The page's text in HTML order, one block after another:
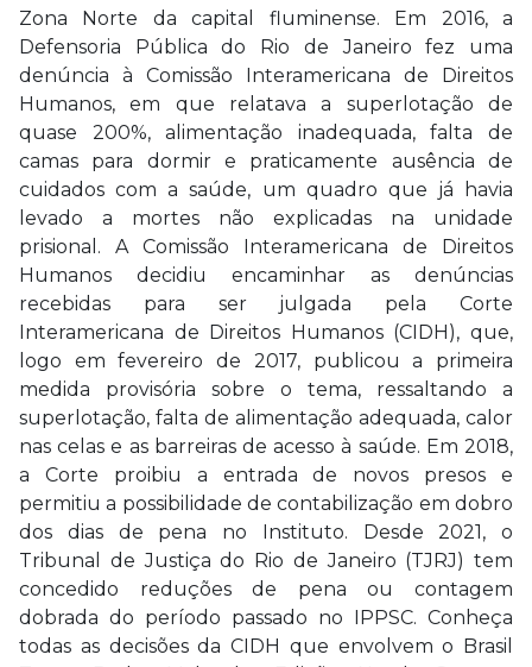
Zona Norte da capital fluminense. Em 2016, a
Defensoria Pública do Rio de Janeiro fez uma
denúncia à Comissão Interamericana de Direitos
Humanos, em que relatava a superlotação de
quase 200%, alimentação inadequada, falta de
camas para dormir e praticamente ausência de
cuidados com a saúde, um quadro que já havia
levado a mortes não explicadas na unidade
prisional. A Comissão Interamericana de Direitos
Humanos decidiu encaminhar as denúncias
recebidas para ser julgada pela Corte
Interamericana de Direitos Humanos (CIDH), que,
logo em fevereiro de 2017, publicou a primeira
medida provisória sobre o tema, ressaltando a
superlotação, falta de alimentação adequada, calor
nas celas e as barreiras de acesso à saúde. Em 2018,
a Corte proibiu a entrada de novos presos e
permitiu a possibilidade de contabilização em dobro
dos dias de pena no Instituto. Desde 2021, o
Tribunal de Justiça do Rio de Janeiro (TJRJ) tem
concedido reduções de pena ou contagem
dobrada do período passado no IPPSC. Conheça
todas as decisões da CIDH que envolvem o Brasil